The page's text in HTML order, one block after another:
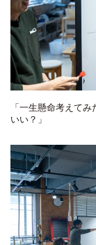
「一生懸命考えて
いい？」